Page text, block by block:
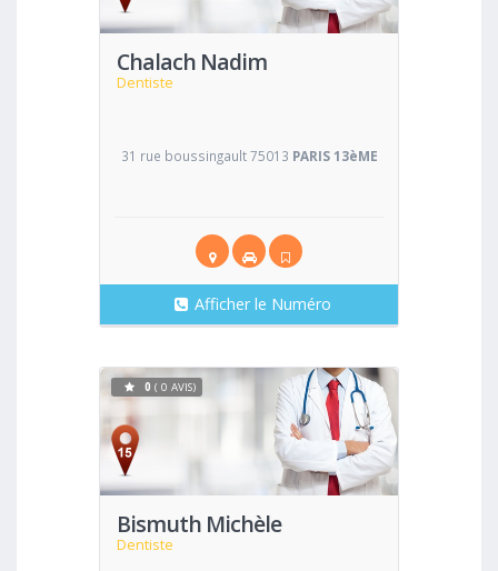
Chalach Nadim
Dentiste
31 rue boussingault 75013 PARIS 13èME
Afficher le Numéro
Bismuth Michèle
Dentiste
Voir
0 ( 0 AVIS)